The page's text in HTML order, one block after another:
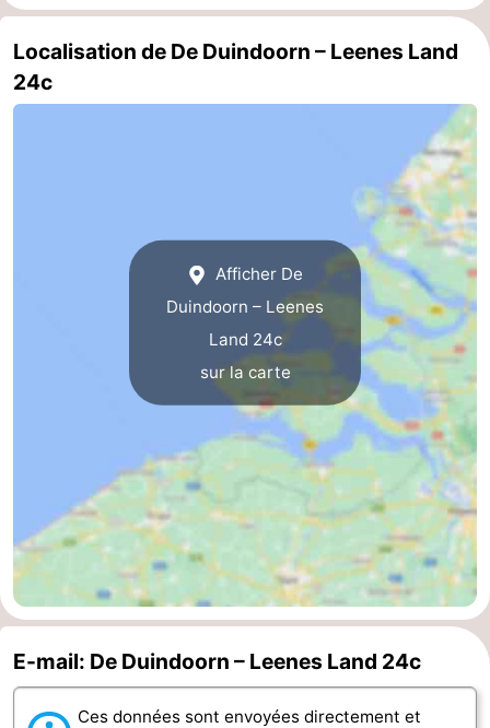
Localisation de De Duindoorn – Leenes Land
24c
Afficher De
Duindoorn – Leenes
Land 24c
sur la carte
E-mail: De Duindoorn – Leenes Land 24c
Ces données sont envoyées directement et